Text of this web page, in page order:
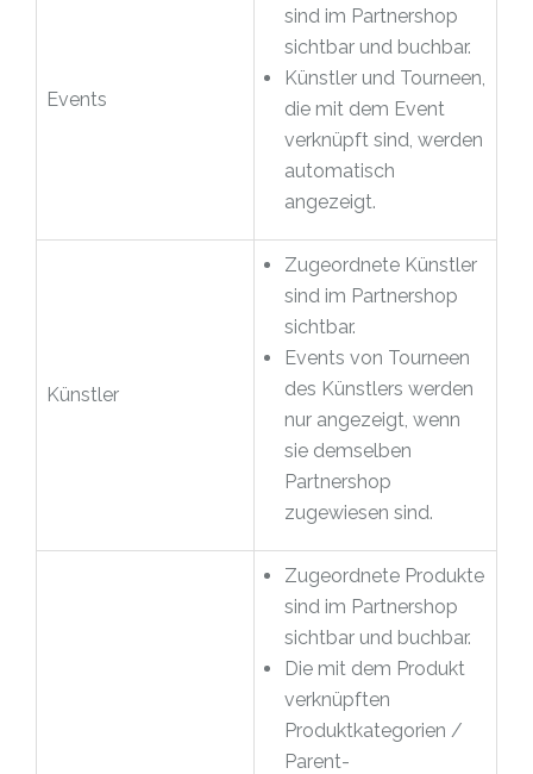
Events
sind im Partnershop
sichtbar und buchbar.
Künstler und Tourneen,
die mit dem Event
verknüpft sind, werden
automatisch
angezeigt.
Künstler
Zugeordnete Künstler
sind im Partnershop
sichtbar.
Events von Tourneen
des Künstlers werden
nur angezeigt, wenn
sie demselben
Partnershop
zugewiesen sind.
Zugeordnete Produkte
sind im Partnershop
sichtbar und buchbar.
Die mit dem Produkt
verknüpften
Produktkategorien /
Parent-